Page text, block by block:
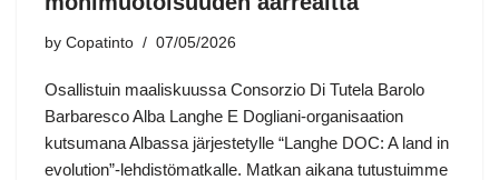
by Copatinto 07/05/2026
Osallistuin maaliskuussa Consorzio Di Tutela Barolo
Barbaresco Alba Langhe E Dogliani-organisaation
kutsumana Albassa järjestetylle “Langhe DOC: A land in
evolution”-lehdistömatkalle. Matkan aikana tutustuimme